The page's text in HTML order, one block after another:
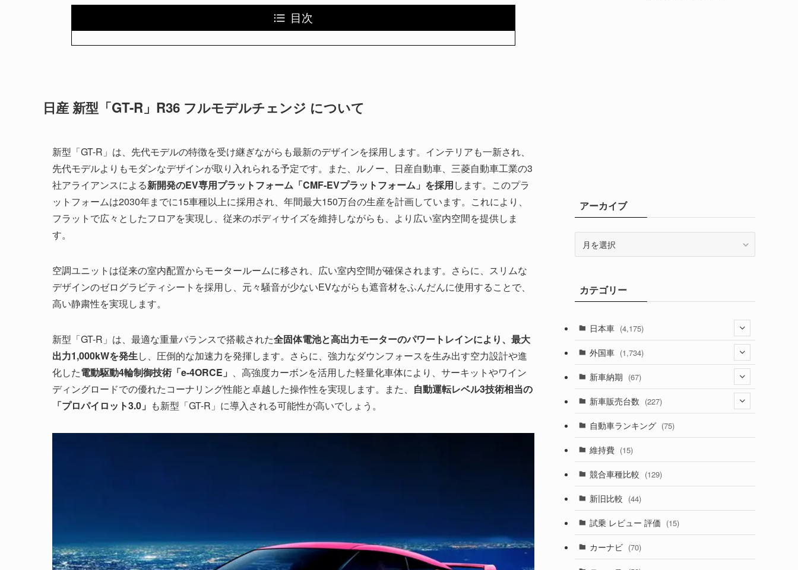
目次
日産 新型「GT-R」R36 フルモデルチェンジ について
新型「GT-R」は、先代モデルの特徴を受け継ぎながらも最新のデザインを採用します。インテリアも一新され、
先代モデルよりもモダンなデザインが取り入れられる予定です。また、ルノー、日産自動車、三菱自動車工業の3
社アライアンスによる新開発のEV専用プラットフォーム「CMF-EVプラットフォーム」を採用します。このプラ
ットフォームは2030年までに15車種以上に採用され、年間最大150万台の生産を計画しています。これにより、
フラットで広々としたフロアを実現し、従来のボディサイズを維持しながらも、より広い室内空間を提供しま
す。
空調ユニットは従来の室内配置からモータールームに移され、広い室内空間が確保されます。さらに、スリムな
デザインのゼログラビティシートを採用し、元々騒音が少ないEVながらも遮音材をふんだんに使用することで、
高い静粛性を実現します。
新型「GT-R」は、最適な重量バランスで搭載された全固体電池と高出力モーターのパワートレインにより、最大
出力1,000kWを発生し、圧倒的な加速力を発揮します。さらに、強力なダウンフォースを生み出す空力設計や進
化した電動駆動4輪制御技術「e-4ORCE」 、高強度カーボンを活用した軽量化車体により、サーキットやワイン
ディングロードでの優れたコーナリング性能と卓越した操作性を実現します。また、 自動運転レベル3技術相当の
「プロパイロット3.0」 も新型「GT-R」に導入される可能性が高いでしょう。
アーカイブ
ブカテゴリー
日本車 (4,175)
(1,321)
(330)
(526)
(357)
(328)
(194)
(230)
(253)
外国車 (1,734)
(188)
(242)
(85)
(84)
(14)
(222)
(50)
(58)
新車納期 (67)
(28)
(8)
(3)
(3)
(5)
(1)
新車販売台数 (227)
(21)
(5)
(7)
(5)
自動車ランキング (75)
維持費 (15)
競合車種比較 (129)
新旧比較 (44)
試乗 レビュー 評価 (15)
カーナビ (70)